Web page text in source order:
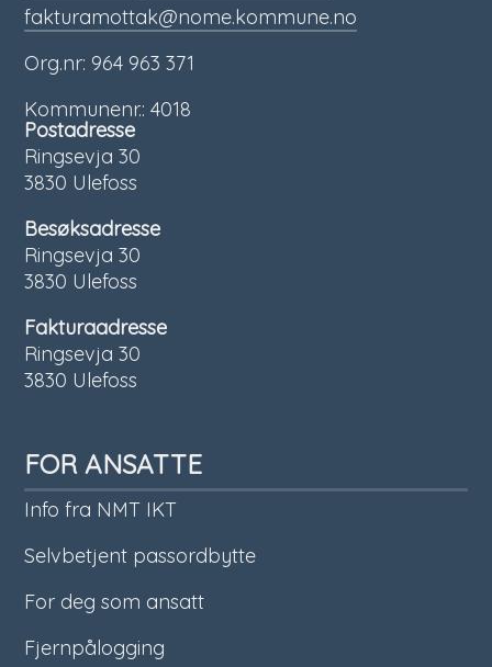
fakturamottak@nome.kommune.no
Org.nr: 964 963 371
Kommunenr.: 4018
Postadresse
Ringsevja 30
3830 Ulefoss
Besøksadresse
Ringsevja 30
3830 Ulefoss
Fakturaadresse
Ringsevja 30
3830 Ulefoss
FOR ANSATTE
Info fra NMT IKT
Selvbetjent passordbytte
For deg som ansatt
Fjernpålogging